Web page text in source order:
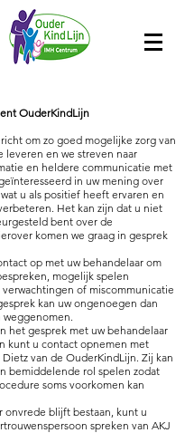
OuderKindLijn
om zo goed mogelijke zorg van
leveren en we streven naar
en heldere communicatie met
in uw mening over
u als positief heeft ervaren en
Het kan zijn dat u niet
bent over de
komen we graag in gesprek
op met uw behandelaar om
mogelijk spelen
of miscommunicatie
kan uw ongenoegen dan
het gesprek met uw behandelaar
kunt u contact opnemen met
Dietz van de OuderKindLijn. Zij kan
bemiddelende rol spelen zodat
soms voorkomen kan
onvrede blijft bestaan, kunt u
spreken van AKJ